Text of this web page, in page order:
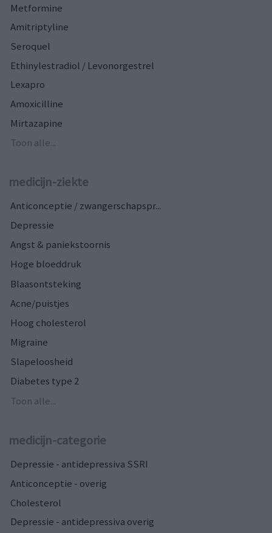
Metformine
Amitriptyline
Seroquel
Ethinylestradiol / Levonorgestrel
Lexapro
Amoxicilline
Mirtazapine
Toon alle...
medicijn-ziekte
Anticonceptie / zwangerschapspr...
Depressie
Angst & paniekstoornis
Hoge bloeddruk
Blaasontsteking
Acne/puistjes
Hoog cholesterol
Migraine
Slapeloosheid
Diabetes type 2
Toon alle...
medicijn-categorie
Depressie - antidepressiva SSRI
Anticonceptie - overig
Cholesterol
Depressie - antidepressiva overig